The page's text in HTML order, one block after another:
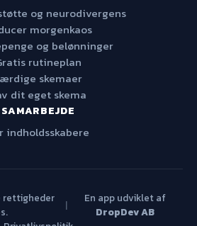
og neurodivergens
morgenkaos
og belønninger
rutineplan
skemaer
dit eget skema
SAMARBEJDE
indholdsskabere
rettigheder
|
En app udviklet af
DropDev AB